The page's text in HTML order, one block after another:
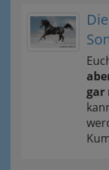
gar